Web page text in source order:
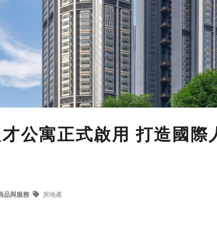
公寓正式啟用 打造國際
品與服務 房地產